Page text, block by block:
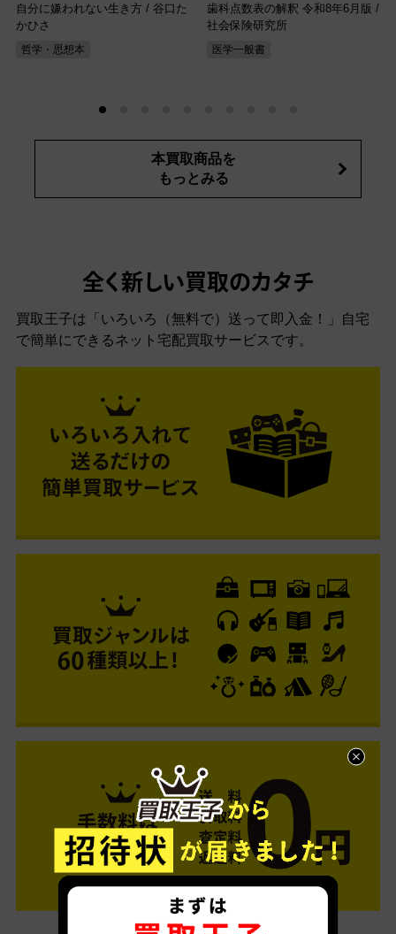
自分に嫌われない生き方 / 谷口た
かひさ
哲学・思想本
歯科点数表の解釈 令和8年6月版 /
社会保険研究所
医学一般書
本買取商品を
もっとみる
全く新しい買取のカタチ
買取王子は「いろいろ（無料で）送って即入金！」自宅
で簡単にできるネット宅配買取サービスです。